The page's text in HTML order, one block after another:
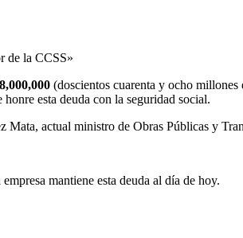
de la CCSS»
(doscientos cuarenta y ocho
esta deuda con la seguridad social.
Mata, actual ministro de Obras Públicas y
mantiene esta deuda al día de hoy.